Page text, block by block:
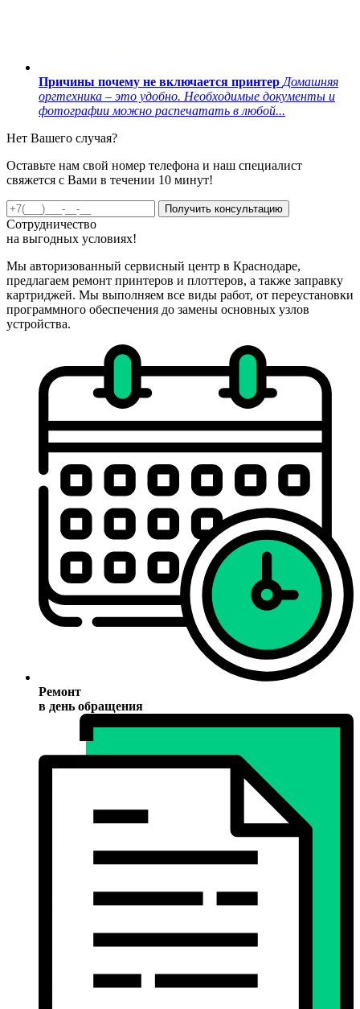
Причины почему не включается принтер Домашняя
оргтехника – это удобно. Необходимые документы и
фотографии можно распечатать в любой...
Нет Вашего случая?
Оставьте нам свой номер телефона и наш специалист
свяжется с Вами в течении 10 минут!
Получить консультацию
Сотрудничество
на выгодных условиях!
Мы авторизованный сервисный центр в Краснодаре,
предлагаем ремонт принтеров и плоттеров, а также заправку
картриджей. Мы выполняем все виды работ, от переустановки
программного обеспечения до замены основных узлов
устройства.
Ремонт
в день обращения